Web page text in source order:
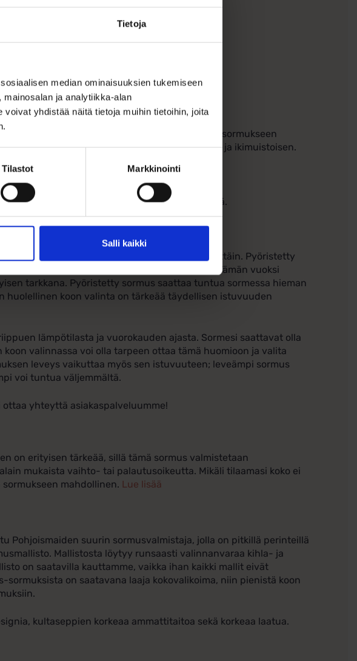
Tietoja
median ominaisuuksien tukemiseen
ja analytiikka-alan
yhdistää näitä tietoja muihin tietoihin, joita
Tilastot Markkinointi
Salli kaikki
kaiverruksella! Halutessasi kaiverramme sormukseen
yksityiskohta tekee sormuksestasi erityisen ja ikimuistoisen.
varten. Toimitusaika on noin 10-15 arkipäivää.
tekee siitä erittäin miellyttävän käyttää päivittäin. Pyöristetty
ja tuntuu mukavalta kaikissa tilanteissa. Tämän vuoksi
tarkkana. Pyöristetty sormus saattaa tuntua sormessa hieman
huolellinen koon valinta on tärkeää täydellisen istuvuuden
lämpötilasta ja vuorokauden ajasta. Sormesi saattavat olla
valinnassa voi olla tarpeen ottaa tämä huomioon ja valita
leveys vaikuttaa myös sen istuvuuteen; leveämpi sormus
voi tuntua väljemmältä.
yhteyttä asiakaspalveluumme!
on erityisen tärkeää, sillä tämä sormus valmistetaan
mukaista vaihto- tai palautusoikeutta. Mikäli tilaamasi koko ei
mahdollinen. Lue lisää
Pohjoismaiden suurin sormusvalmistaja, jolla on pitkillä perinteillä
Mallistosta löytyy runsaasti valinnanvaraa kihla- ja
on saatavilla kauttamme, vaikka ihan kaikki mallit eivät
on saatavana laaja kokovalikoima, niin pienistä koon
kultaseppien korkeaa ammattitaitoa sekä korkeaa laatua.